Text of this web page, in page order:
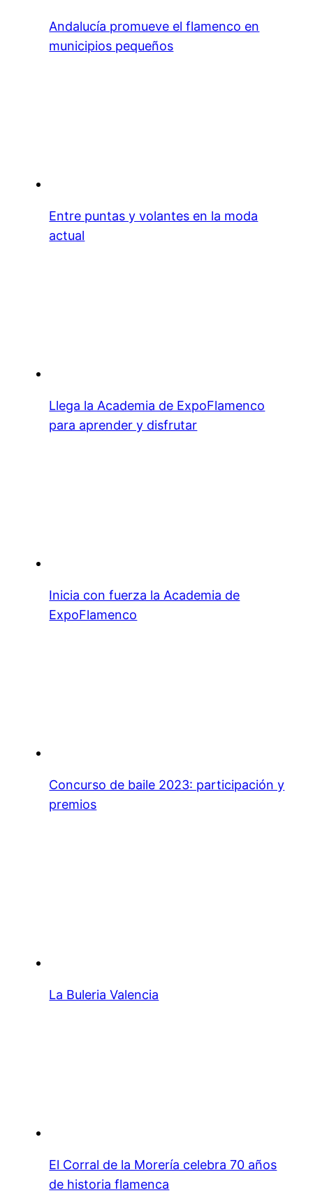
Andalucía promueve el flamenco en
municipios pequeños
Entre puntas y volantes en la moda
actual
Llega la Academia de ExpoFlamenco
para aprender y disfrutar
Inicia con fuerza la Academia de
ExpoFlamenco
Concurso de baile 2023: participación y
premios
La Buleria Valencia
El Corral de la Morería celebra 70 años
de historia flamenca